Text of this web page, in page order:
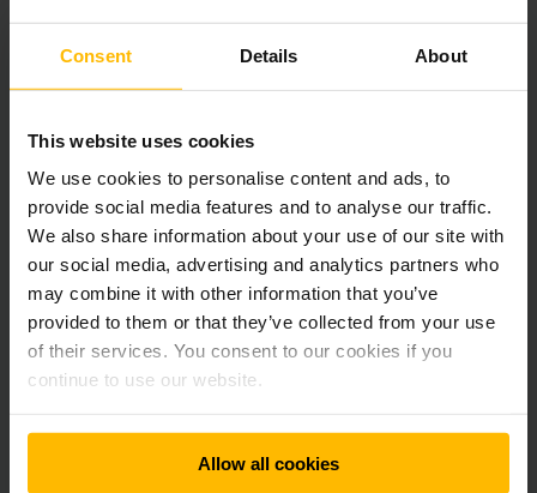
Consent Details About
This website uses cookies
We use cookies to personalise content and ads, to
provide social media features and to analyse our traffic.
We also share information about your use of our site with
our social media, advertising and analytics partners who
may combine it with other information that you’ve
provided to them or that they’ve collected from your use
of their services. You consent to our cookies if you
continue to use our website.
Allow all cookies
Con l’EJC 112i siamo riusciti a ottenere una
combinazione di
Amministrazione del Gruppo Jungheinrich. Ottimizzando il
baricentro, la stabilità del carrello è stata notevolmente
migliorata. Il risultato è un notevole aumento delle portate
residue, fino a 250 kg. L'EJC 112i stabilisce quindi un nuovo il
punto di riferimento nel suo segmento, con portate residue
di 650 kg a 4,70 m. Lo stoccatore elettrico convince anche
per le sue velocità di sollevamento e abbassamento
particolarmente elevate.
Informazioni sul Premio IFOY
Il premio IFOY (“International Intralogistics and Forklift Truck
of the Year”) è sinonimo di efficienza e progresso ed è